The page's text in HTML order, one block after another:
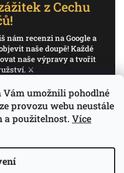
Vám umožnili pohodlné
provozu webu neustále
a použitelnost. Více
z Cechu
nám recenzi na Google a
naše doupě! Každé
naše výpravy a tvořit
⚔️
na Google
příběh Cechu Hráčů.